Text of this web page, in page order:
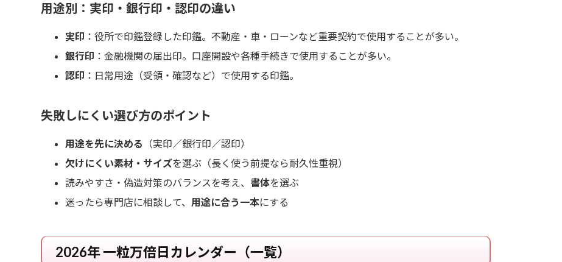
用途別：実印・銀行印・認印の違い
実印 ：役所で印鑑登録した印鑑。不動産・車・ローンなど重要契約で使用することが多い。
銀行印 ：金融機関の届出印。口座開設や各種手続きで使用することが多い。
認印 ：日常用途（受領・確認など）で使用する印鑑。
失敗しにくい選び方のポイント
用途を先に決める （実印／銀行印／認印）
欠けにくい素材・サイズを選ぶ（長く使う前提なら耐久性重視）
読みやすさ・偽造対策のバランスを考え、 書体を選ぶ
迷ったら専門店に相談して、 用途に合う一本にする
2026年 一粒万倍日カレンダー（一覧）